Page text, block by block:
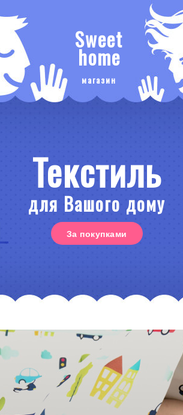
Sweet
home
магазин
Текстиль
для Вашого дому
За покупками